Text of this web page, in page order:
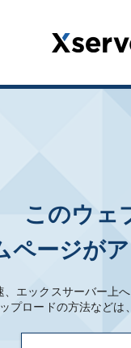
このウェ
ページが
、エックスサーバー上
プロードの方法などは